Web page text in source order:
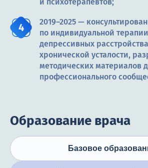
2019–2025 —
по индивидуальной
депрессивных
хронической усталости,
методических материалов
профессионального
Образование врача
Базовое